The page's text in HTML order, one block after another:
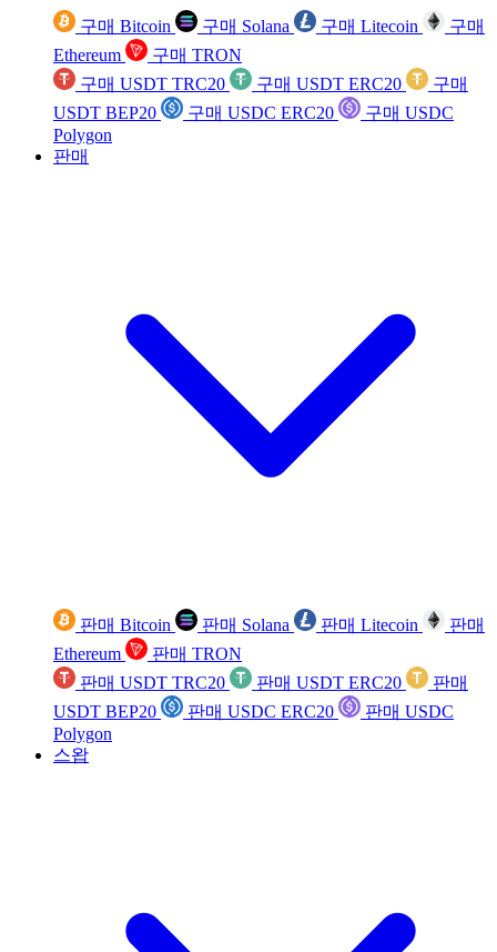
구매 Bitcoin 구매 Solana 구매 Litecoin
구매
Ethereum
구매 TRON
구매 USDT TRC20
구매 USDT ERC20
구매
USDT BEP20
구매 USDC ERC20
구매 USDC
Polygon
판매
판매 Bitcoin 판매 Solana 판매 Litecoin
판매
Ethereum
판매 TRON
판매 USDT TRC20
판매 USDT ERC20
판매
USDT BEP20
판매 USDC ERC20
판매 USDC
Polygon
스왑